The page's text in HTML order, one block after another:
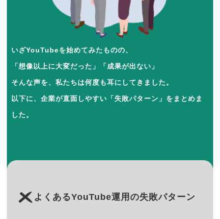
いざYouTubeを始めてみたものの、
「想像以上に大変だった」「成果が出ない」
そんな声を、私たちは何度も耳にしてきました。
以下に、企業が直面しやすい「失敗パターン」をまとめま
した。
よくあるYouTube運用の失敗パターン